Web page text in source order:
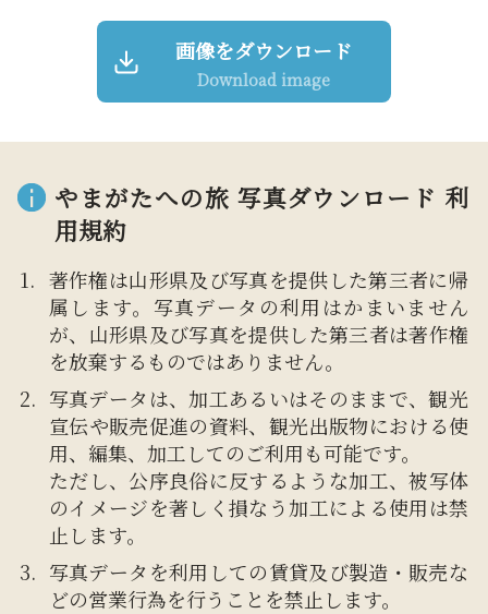
画像をダウンロード
Download image
やまがたへの旅 写真ダウンロード 利
用規約
著作権は山形県及び写真を提供した第三者に帰
属します。写真データの利用はかまいません
が、山形県及び写真を提供した第三者は著作権
を放棄するものではありません。
写真データは、加工あるいはそのままで、観光
宣伝や販売促進の資料、観光出版物における使
用、編集、加工してのご利用も可能です。
ただし、公序良俗に反するような加工、被写体
のイメージを著しく損なう加工による使用は禁
止します。
写真データを利用しての賃貸及び製造・販売な
どの営業行為を行うことを禁止します。